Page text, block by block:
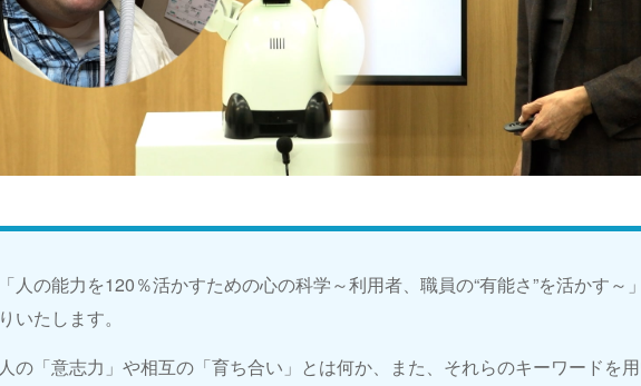
「人の能力を120％活かすための心の科学～利用者、職員の“有能さ”を活かす～
りいたします。
人の「意志力」や相互の「育ち合い」とは何か、また、それらのキーワードを